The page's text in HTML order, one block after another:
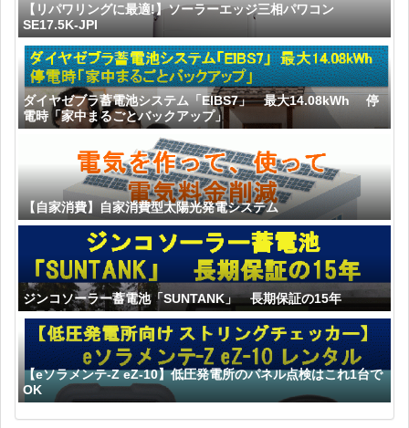
【リパワリングに最適!】ソーラーエッジ三相パワコン
SE17.5K-JPI
ダイヤゼブラ蓄電池システム「EIBS7」 最大14.08kWh 停
電時「家中まるごとバックアップ」
【自家消費】自家消費型太陽光発電システム
ジンコソーラー蓄電池「SUNTANK」 長期保証の15年
【eソラメンテ-Z eZ-10】低圧発電所のパネル点検はこれ1台で
OK